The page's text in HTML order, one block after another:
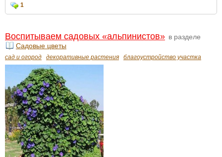
1
Воспитываем садовых «альпинистов» в разделе
Садовые цветы
сад и огород декоративные растения благоустройство участка